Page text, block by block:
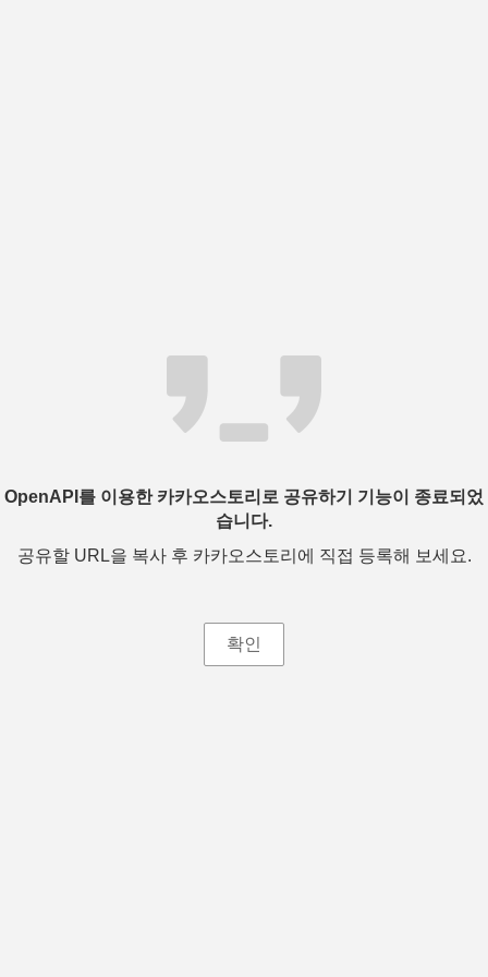
OpenAPI를 이용한 카카오스토리로 공유하기 기능이 종료되었
습니다.
공유할 URL을 복사 후 카카오스토리에 직접 등록해 보세요.
확인